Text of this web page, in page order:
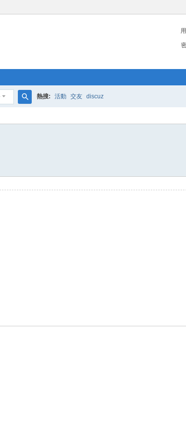
索
熱搜: 活動 交友 discuz